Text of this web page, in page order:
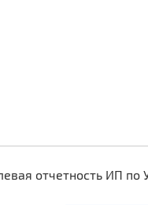
отчетность ИП по